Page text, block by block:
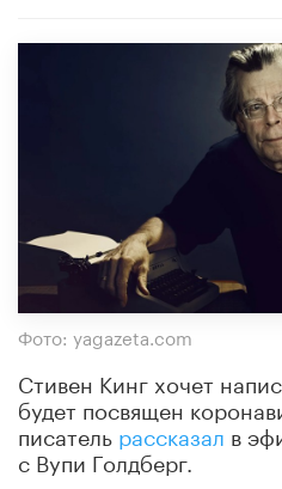
Фото: yagazeta.com
Стивен Кинг хочет
будет посвящен
писатель рассказал в
с Вупи Голдберг.